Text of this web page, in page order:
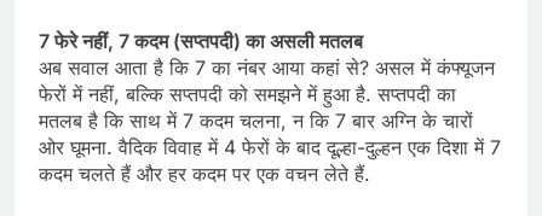
7 फेरे नहीं, 7 कदम (सप्तपदी) का असली मतलब
अब सवाल आता है कि 7 का नंबर आया कहां से? असल में कंफ्यूजन
फेरों में नहीं, बल्कि सप्तपदी को समझने में हुआ है. सप्तपदी का
मतलब है कि साथ में 7 कदम चलना, न कि 7 बार अग्नि के चारों
ओर घूमना. वैदिक विवाह में 4 फेरों के बाद दूल्हा-दुल्हन एक दिशा में 7
कदम चलते हैं और हर कदम पर एक वचन लेते हैं.